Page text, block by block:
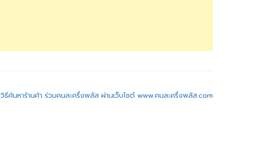
วิธีค้นหาร้านค้า ร่วมคนละครึ่งพลัส ผ่านเว็บไซต์ www.คนละครึ่งพลัส.com